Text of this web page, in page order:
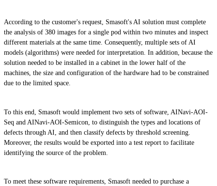
According to the customer's request, Smasoft's AI solution must complete
the analysis of 380 images for a single pod within two minutes and inspect
different materials at the same time. Consequently, multiple sets of AI
models (algorithms) were needed for interpretation. In addition, because the
solution needed to be installed in a cabinet in the lower half of the
machines, the size and configuration of the hardware had to be constrained
due to the limited space.
To this end, Smasoft would implement two sets of software, AINavi-AOI-
Seq and AINavi-AOI-Semicon, to distinguish the types and locations of
defects through AI, and then classify defects by threshold screening.
Moreover, the results would be exported into a test report to facilitate
identifying the source of the problem.
To meet these software requirements, Smasoft needed to purchase a